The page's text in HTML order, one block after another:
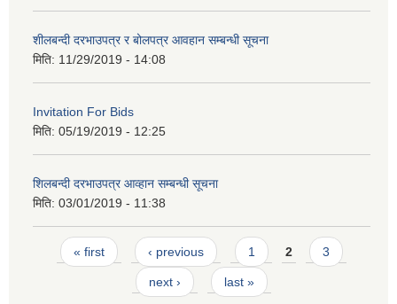
शीलबन्दी दरभाउपत्र र बोलपत्र आवहान सम्बन्धी सूचना
मिति: 11/29/2019 - 14:08
Invitation For Bids
मिति: 05/19/2019 - 12:25
शिलबन्दी दरभाउपत्र आव्हान सम्बन्धी सूचना
मिति: 03/01/2019 - 11:38
Pages
« first ‹ previous 1 2 3
next › last »